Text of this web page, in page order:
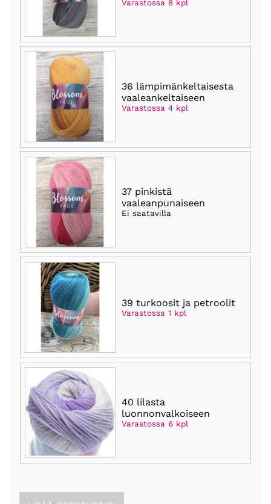
Varastossa 8 kpl
36 lämpimänkeltaisesta
vaaleankeltaiseen
Varastossa 4 kpl
37 pinkistä
vaaleanpunaiseen
Ei saatavilla
39 turkoosit ja petroolit
Varastossa 1 kpl
40 lilasta
luonnonvalkoiseen
Varastossa 6 kpl